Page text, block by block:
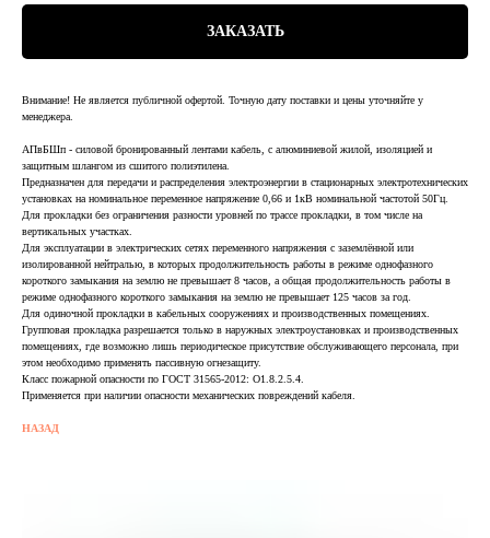
ЗАКАЗАТЬ
Внимание! Не является публичной офертой. Точную дату поставки и цены уточняйте у
менеджера.
АПвБШп - силовой бронированный лентами кабель, с алюминиевой жилой, изоляцией и
защитным шлангом из сшитого полиэтилена.
Предназначен для передачи и распределения электроэнергии в стационарных электротехнических
установках на номинальное переменное напряжение 0,66 и 1кВ номинальной частотой 50Гц.
Для прокладки без ограничения разности уровней по трассе прокладки, в том числе на
вертикальных участках.
Для эксплуатации в электрических сетях переменного напряжения с заземлённой или
изолированной нейтралью, в которых продолжительность работы в режиме однофазного
короткого замыкания на землю не превышает 8 часов, а общая продолжительность работы в
режиме однофазного короткого замыкания на землю не превышает 125 часов за год.
Для одиночной прокладки в кабельных сооружениях и производственных помещениях.
Групповая прокладка разрешается только в наружных электроустановках и производственных
помещениях, где возможно лишь периодическое присутствие обслуживающего персонала, при
этом необходимо применять пассивную огнезащиту.
Класс пожарной опасности по ГОСТ 31565-2012: О1.8.2.5.4.
Применяется при наличии опасности механических повреждений кабеля.
НАЗАД